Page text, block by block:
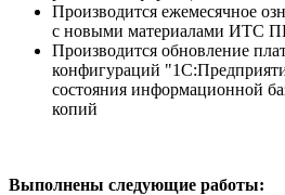
Производится ежемесячное
с новыми материалами ИТС
Производится обновление
конфигураций
состояния информационной
копий
Выполнены следующие работы: